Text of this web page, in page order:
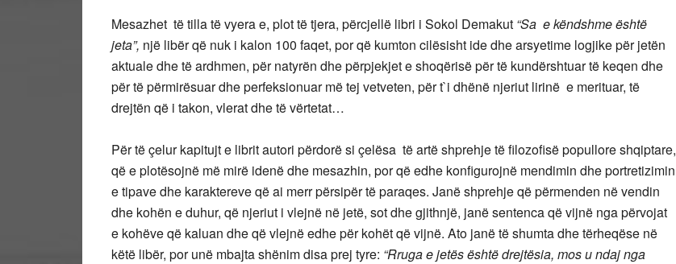
Mesazhet të tilla të vyera e, plot të tjera, përcjellë libri i Sokol Demakut “Sa e këndshme është
jeta”, një libër që nuk i kalon 100 faqet, por që kumton cilësisht ide dhe arsyetime logjike për jetën
aktuale dhe të ardhmen, për natyrën dhe përpjekjet e shoqërisë për të kundërshtuar të keqen dhe
për të përmirësuar dhe perfeksionuar më tej vetveten, për t`i dhënë njeriut lirinë e merituar, të
drejtën që i takon, vlerat dhe të vërtetat…
Për të çelur kapitujt e librit autori përdorë si çelësa të artë shprehje të filozofisë popullore shqiptare,
që e plotësojnë më mirë idenë dhe mesazhin, por që edhe konfigurojnë mendimin dhe portretizimin
e tipave dhe karaktereve që ai merr përsipër të paraqes. Janë shprehje që përmenden në vendin
dhe kohën e duhur, që njeriut i vlejnë në jetë, sot dhe gjithnjë, janë sentenca që vijnë nga përvojat
e kohëve që kaluan dhe që vlejnë edhe për kohët që vijnë. Ato janë të shumta dhe tërheqëse në
këtë libër, por unë mbajta shënim disa prej tyre: “Rruga e jetës është drejtësia, mos u ndaj nga